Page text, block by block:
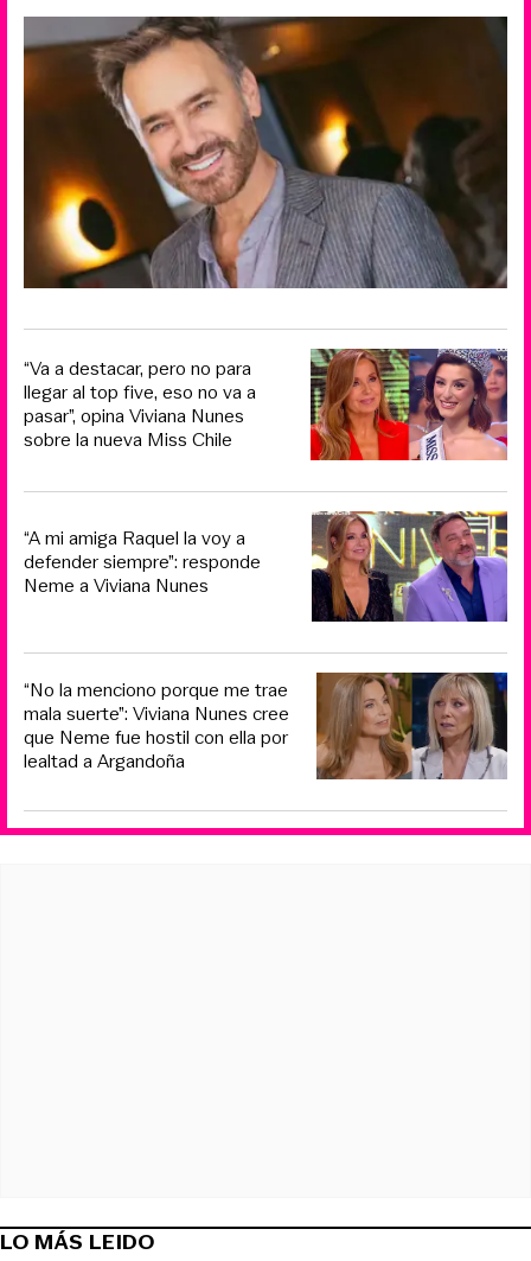
“Va a destacar, pero no para
llegar al top five, eso no va a
pasar”, opina Viviana Nunes
sobre la nueva Miss Chile
“A mi amiga Raquel la voy a
defender siempre”: responde
Neme a Viviana Nunes
“No la menciono porque me trae
mala suerte”: Viviana Nunes cree
que Neme fue hostil con ella por
lealtad a Argandoña
LO MÁS LEIDO